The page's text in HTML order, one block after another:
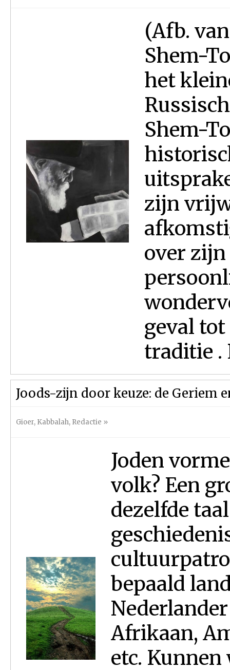
(Afb.
Shem-
het
Shem-
zijn
over
geval tot
traditie .
Joods-zijn door keuze: de Geriem
Gioer, Kabbalah, Redactie »
Joden
volk? Een
dezelfde
bepaald
Afrikaan,
etc. Kunnen